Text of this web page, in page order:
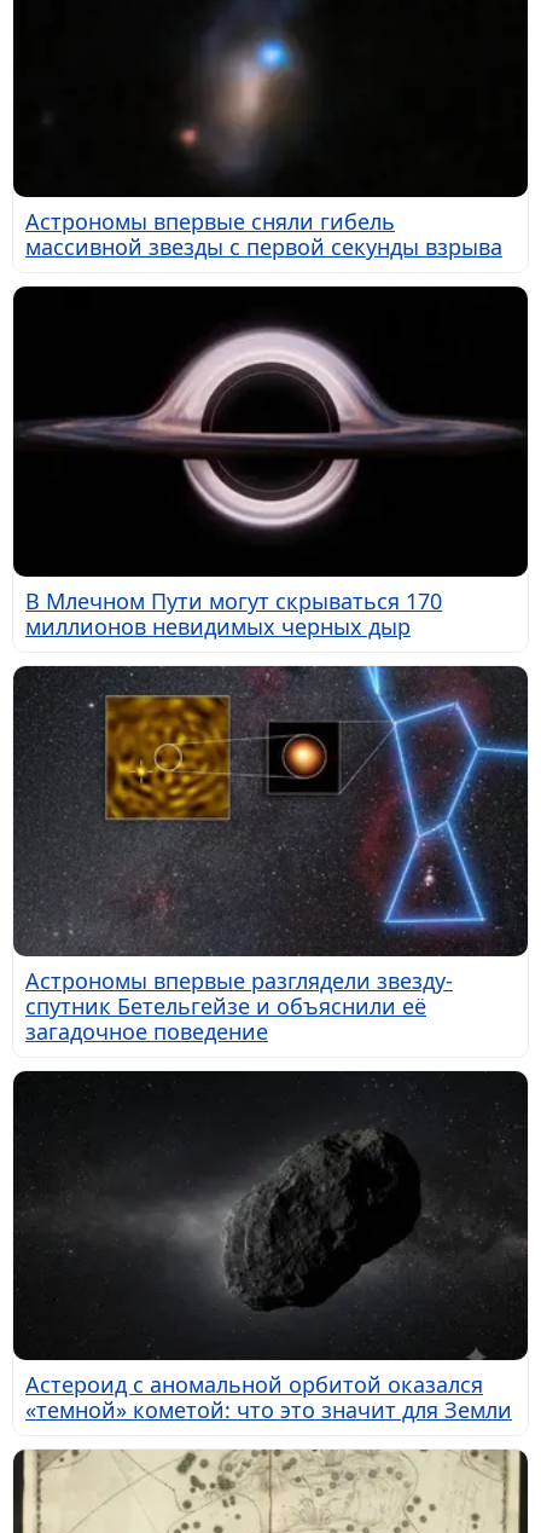
Астрономы впервые сняли гибель
массивной звезды с первой секунды взрыва
В Млечном Пути могут скрываться 170
миллионов невидимых черных дыр
Астрономы впервые разглядели звезду-
спутник Бетельгейзе и объяснили её
загадочное поведение
Астероид с аномальной орбитой оказался
«темной» кометой: что это значит для Земли